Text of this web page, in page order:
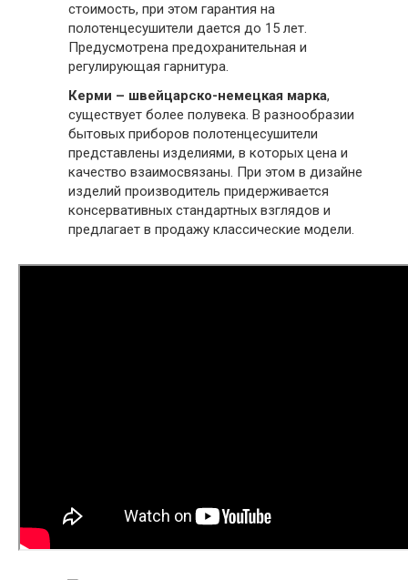
стоимость, при этом гарантия на
полотенцесушители дается до 15 лет.
Предусмотрена предохранительная и
регулирующая гарнитура.
Керми – швейцарско-немецкая марка,
существует более полувека. В разнообразии
бытовых приборов полотенцесушители
представлены изделиями, в которых цена и
качество взаимосвязаны. При этом в дизайне
изделий производитель придерживается
консервативных стандартных взглядов и
предлагает в продажу классические модели.